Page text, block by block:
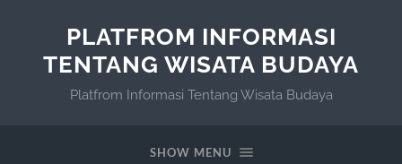
PLATFROM INFORMASI
TENTANG WISATA BUDAYA
Platfrom Informasi Tentang Wisata Budaya
SHOW MENU